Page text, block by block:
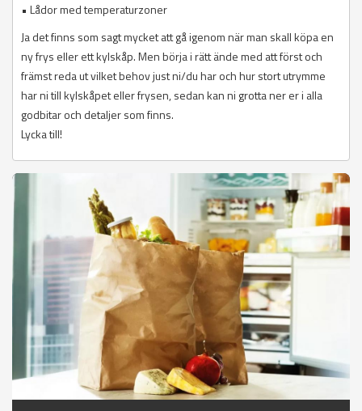
• Lådor med temperaturzoner
Ja det finns som sagt mycket att gå igenom när man skall köpa en
ny frys eller ett kylskåp. Men börja i rätt ände med att först och
främst reda ut vilket behov just ni/du har och hur stort utrymme
har ni till kylskåpet eller frysen, sedan kan ni grotta ner er i alla
godbitar och detaljer som finns.
Lycka till!